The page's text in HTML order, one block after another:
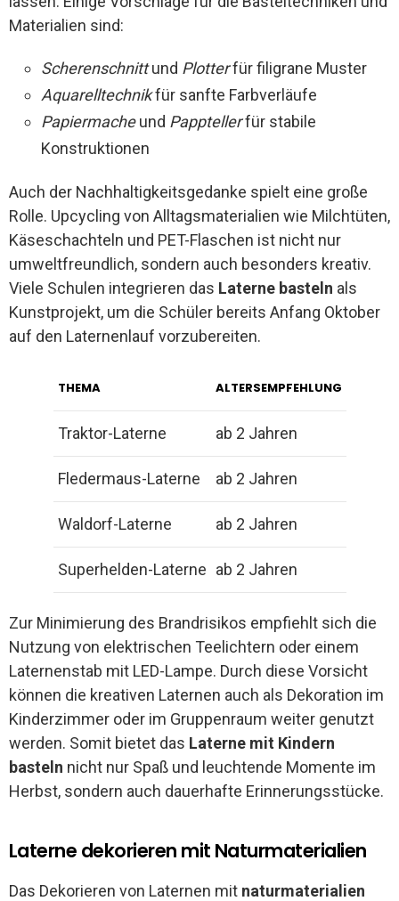
Materialien sind:
Scherenschnittund Plotterfür filigrane Muster
Aquarelltechnikfür sanfte Farbverläufe
Papiermacheund Papptellerfür stabile
Konstruktionen
Auch der Nachhaltigkeitsgedanke spielt eine große
Rolle. Upcycling von Alltagsmaterialien wie Milchtüten,
Käseschachteln und PET-Flaschen ist nicht nur
umweltfreundlich, sondern auch besonders kreativ.
Viele Schulen integrieren das Laterne basteln als
Kunstprojekt, um die Schüler bereits Anfang Oktober
auf den Laternenlauf vorzubereiten.
THEMA ALTERSEMPFEHLUNG
Traktor-Laterne ab 2 Jahren
Fledermaus-Laterne ab 2 Jahren
Waldorf-Laterne ab 2 Jahren
Superhelden-Laterne ab 2 Jahren
Zur Minimierung des Brandrisikos empfiehlt sich die
Nutzung von elektrischen Teelichtern oder einem
Laternenstab mit LED-Lampe. Durch diese Vorsicht
können die kreativen Laternen auch als Dekoration im
Kinderzimmer oder im Gruppenraum weiter genutzt
werden. Somit bietet das Laterne mit Kindern
basteln nicht nur Spaß und leuchtende Momente im
Herbst, sondern auch dauerhafte Erinnerungsstücke.
Laterne dekorieren mit Naturmaterialien
Das Dekorieren von Laternen mit naturmaterialien